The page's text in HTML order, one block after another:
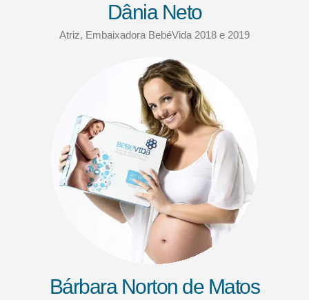
Dânia Neto
Atriz, Embaixadora BebéVida 2018 e 2019
Bárbara Norton de Matos